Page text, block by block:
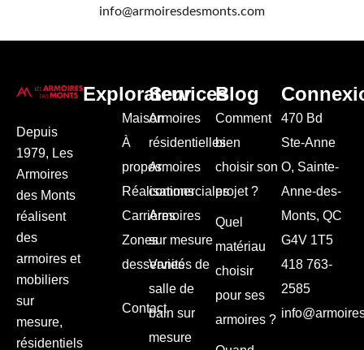
info@armoiresdesmonts.com
Depuis
1979, Les
Armoires
des Monts
réalisent
des
armoires et
mobiliers
sur
mesure,
résidentiels
Explorateur
Maison
À
propos
Réalisations
Carrières
Zones
desservies
Contact
Services
Armoires
résidentielles
Armoires
commerciales
Armoires
sur mesure
Vanités de
salle de
bain sur
mesure
Blog
Comment
bien
choisir son
projet ?
Quel
matériau
choisir
pour ses
armoires ?
470 Bd
Ste-Anne
O, Sainte-
Anne-des-
Monts, QC
G4V 1T5
418 763-
2585